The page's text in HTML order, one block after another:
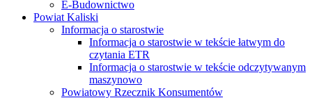
E-Budownictwo
Powiat Kaliski
Informacja o starostwie
Informacja o starostwie w tekście łatwym do
czytania ETR
Informacja o starostwie w tekście odczytywanym
maszynowo
Powiatowy Rzecznik Konsumentów